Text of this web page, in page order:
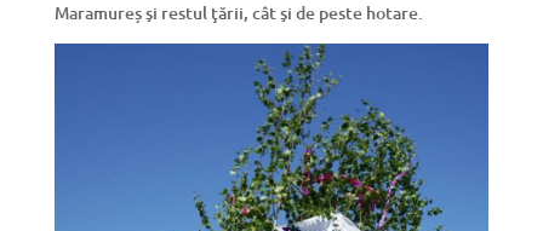
Maramureș şi restul ţării, cât şi de peste hotare.